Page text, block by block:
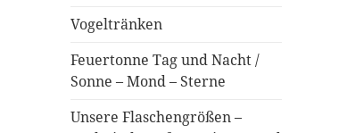
Vogeltränken
Feuertonne Tag und Nacht /
Sonne – Mond – Sterne
Unsere Flaschengrößen –